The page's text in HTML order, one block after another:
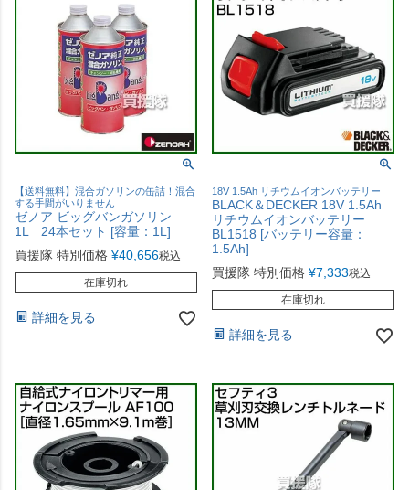
【送料無料】混合ガソリンの缶詰！混合
する手間がいりません
ゼノア ビッグバンガソリン
1L 24本セット [容量：1L]
買援隊 特別価格 ¥40,656税込
在庫切れ
詳細を見る
18V 1.5Ah リチウムイオンバッテリー
BLACK＆DECKER 18V 1.5Ah
リチウムイオンバッテリー
BL1518 [バッテリー容量：
1.5Ah]
買援隊 特別価格 ¥7,333税込
在庫切れ
詳細を見る